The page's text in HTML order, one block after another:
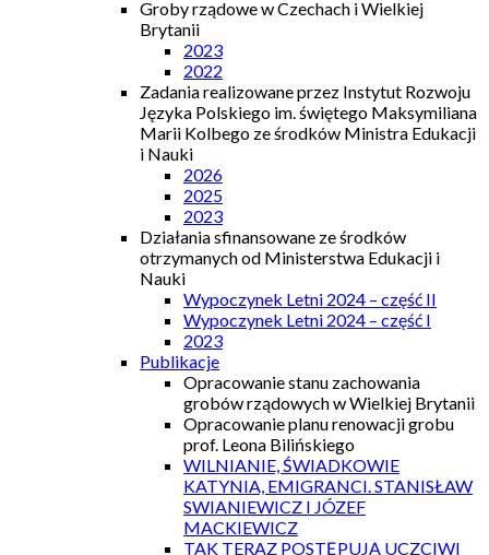
Groby rządowe w Czechach i Wielkiej
Brytanii
2023
2022
Zadania realizowane przez Instytut Rozwoju
Języka Polskiego im. świętego Maksymiliana
Marii Kolbego ze środków Ministra Edukacji
i Nauki
2026
2025
2023
Działania sfinansowane ze środków
otrzymanych od Ministerstwa Edukacji i
Nauki
Wypoczynek Letni 2024 – część II
Wypoczynek Letni 2024 – część I
2023
Publikacje
Opracowanie stanu zachowania
grobów rządowych w Wielkiej Brytanii
Opracowanie planu renowacji grobu
prof. Leona Bilińskiego
WILNIANIE, ŚWIADKOWIE
KATYNIA, EMIGRANCI. STANISŁAW
SWIANIEWICZ I JÓZEF
MACKIEWICZ
TAK TERAZ POSTĘPUJĄ UCZCIWI